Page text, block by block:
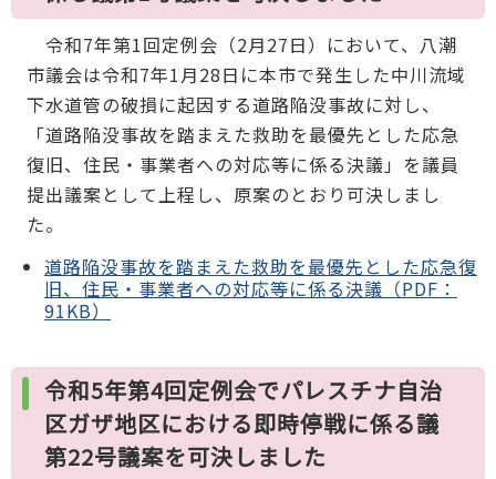
令和7年第1回定例会（2月27日）において、八潮
市議会は令和7年1月28日に本市で発生した中川流域
下水道管の破損に起因する道路陥没事故に対し、
「道路陥没事故を踏まえた救助を最優先とした応急
復旧、住民・事業者への対応等に係る決議」を議員
提出議案として上程し、原案のとおり可決しまし
た。
道路陥没事故を踏まえた救助を最優先とした応急復
旧、住民・事業者への対応等に係る決議（PDF：
91KB）
令和5年第4回定例会でパレスチナ自治
区ガザ地区における即時停戦に係る議
第22号議案を可決しました